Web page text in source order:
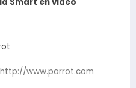
http://www.parrot.com